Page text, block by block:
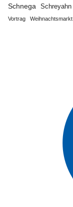
Schnega Schreyahn
Vortrag Weihnachtsmarkt